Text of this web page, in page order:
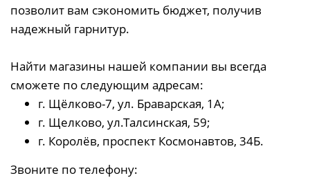
позволит вам сэкономить бюджет, получив
надежный гарнитур.
Найти магазины нашей компании вы всегда
сможете по следующим адресам:
г. Щёлково-7, ул. Браварская, 1А;
г. Щелково, ул.Талсинская, 59;
г. Королёв, проспект Космонавтов, 34Б.
Звоните по телефону: